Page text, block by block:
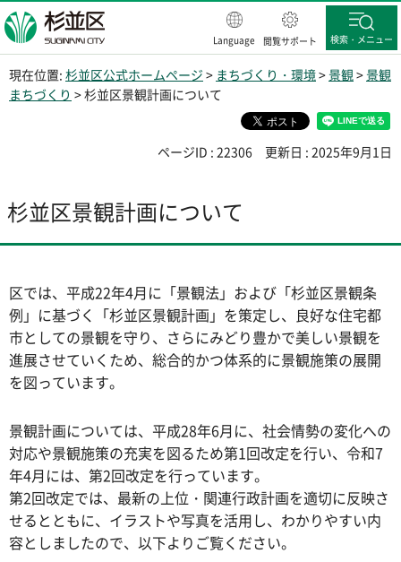
杉並区
Language 閲覧サポート 検索・メニュー
現在位置: 杉並区公式ホームページ > まちづくり・環境>景観>景観
まちづくり > 杉並区景観計画について
ページID : 22306 更新日 : 2025年9月1日
杉並区景観計画について
区では、平成22年4月に「景観法」および「杉並区景観条
例」に基づく「杉並区景観計画」を策定し、良好な住宅都
市としての景観を守り、さらにみどり豊かで美しい景観を
進展させていくため、総合的かつ体系的に景観施策の展開
を図っています。
景観計画については、平成28年6月に、社会情勢の変化への
対応や景観施策の充実を図るため第1回改定を行い、令和7
年4月には、第2回改定を行っています。
第2回改定では、最新の上位・関連行政計画を適切に反映さ
せるとともに、イラストや写真を活用し、わかりやすい内
容としましたので、以下よりご覧ください。